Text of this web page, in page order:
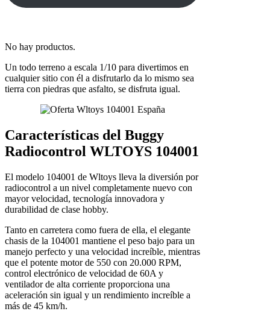
No hay productos.
Un todo terreno a escala 1/10 para divertimos en
cualquier sitio con él a disfrutarlo da lo mismo sea
tierra con piedras que asfalto, se disfruta igual.
Características del Buggy
Radiocontrol WLTOYS 104001
El modelo 104001 de Wltoys lleva la diversión por
radiocontrol a un nivel completamente nuevo con
mayor velocidad, tecnología innovadora y
durabilidad de clase hobby.
Tanto en carretera como fuera de ella, el elegante
chasis de la 104001 mantiene el peso bajo para un
manejo perfecto y una velocidad increíble, mientras
que el potente motor de 550 con 20.000 RPM,
control electrónico de velocidad de 60A y
ventilador de alta corriente proporciona una
aceleración sin igual y un rendimiento increíble a
más de 45 km/h.